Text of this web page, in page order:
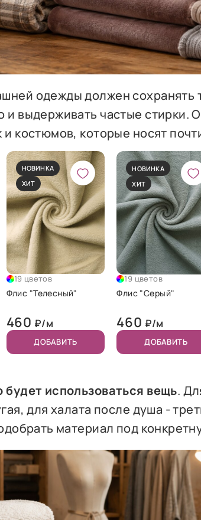
одежды должен сохранять
и выдерживать частые стирки.
костюмов, которые носят
НОВИНКА
ХИТ
19 цветов
Флис "Телесный"
460 ₽/м
ДОБАВИТЬ
НОВИНКА
ХИТ
19 цветов
Флис "Серый"
460 ₽/м
ДОБАВИТЬ
использоваться вещь.
для халата после душа -
материал под